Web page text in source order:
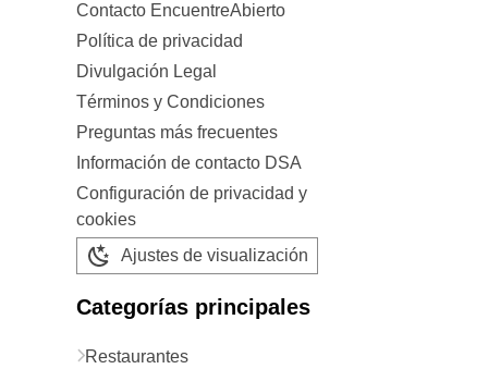
Contacto EncuentreAbierto
Política de privacidad
Divulgación Legal
Términos y Condiciones
Preguntas más frecuentes
Información de contacto DSA
Configuración de privacidad y
cookies
Ajustes de visualización
Categorías principales
Restaurantes